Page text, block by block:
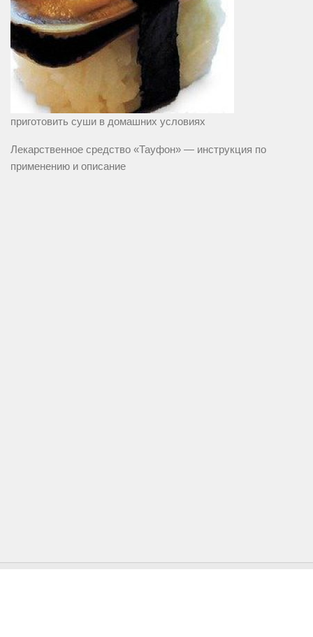
приготовить суши в домашних условиях
Лекарственное средство «Тауфон» — инструкция по
применению и описание